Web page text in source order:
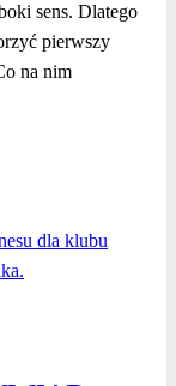
sens. Dlatego
pierwszy
na nim